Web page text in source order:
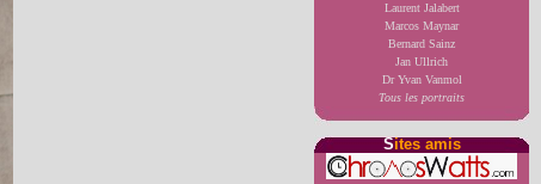
Laurent Jalabert
Marcos Maynar
Bernard Sainz
Jan Ullrich
Dr Yvan Vanmol
Tous les portraits
Sites amis